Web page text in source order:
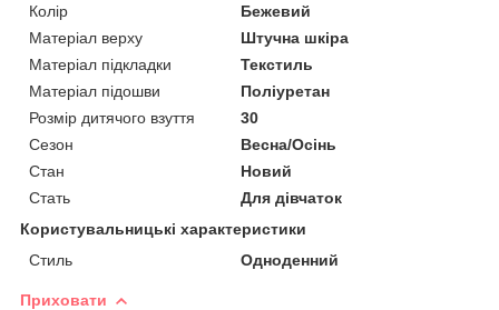
Колір
Бежевий
Матеріал верху
Штучна шкіра
Матеріал підкладки
Текстиль
Матеріал підошви
Поліуретан
Розмір дитячого взуття
30
Сезон
Весна/Осінь
Стан
Новий
Стать
Для дівчаток
Користувальницькі характеристики
Стиль
Одноденний
Приховати